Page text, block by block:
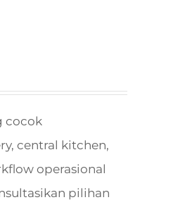
cocok
central kitchen,
operasional
pilihan